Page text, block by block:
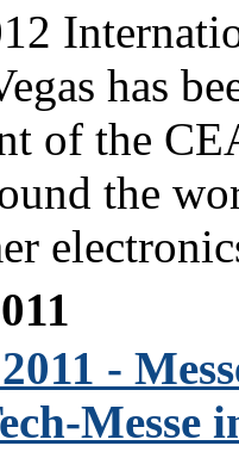
has
of the
the
-
Messe